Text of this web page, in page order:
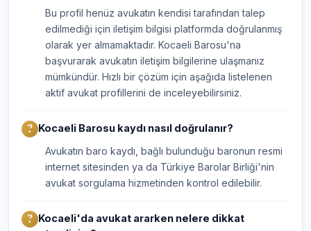
Bu profil henüz avukatın kendisi tarafından talep
edilmediği için iletişim bilgisi platformda doğrulanmış
olarak yer almamaktadır. Kocaeli Barosu'na
başvurarak avukatın iletişim bilgilerine ulaşmanız
mümkündür. Hızlı bir çözüm için aşağıda listelenen
aktif avukat profillerini de inceleyebilirsiniz.
Kocaeli Barosu kaydı nasıl doğrulanır?
Avukatın baro kaydı, bağlı bulunduğu baronun resmi
internet sitesinden ya da Türkiye Barolar Birliği'nin
avukat sorgulama hizmetinden kontrol edilebilir.
Kocaeli'da avukat ararken nelere dikkat